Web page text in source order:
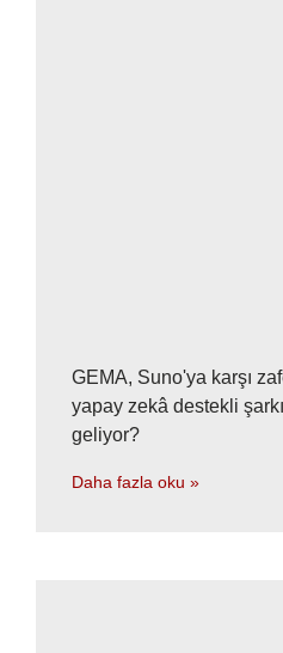
GEMA, Suno'ya karşı
yapay zekâ destekli
geliyor?
Daha fazla oku »